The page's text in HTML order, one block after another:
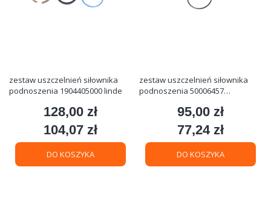
zestaw uszczelnień siłownika
podnoszenia 1904405000 linde
Cena
128,00 zł
Cena
104,07 zł
DO KOSZYKA
zestaw uszczelnień siłownika
podnoszenia 50006457
Cena
95,00 zł
Cena
77,24 zł
DO KOSZYKA